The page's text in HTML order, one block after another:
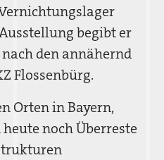
begibt er
den annähernd
Flossenbürg.
Orten in Bayern,
noch Überreste